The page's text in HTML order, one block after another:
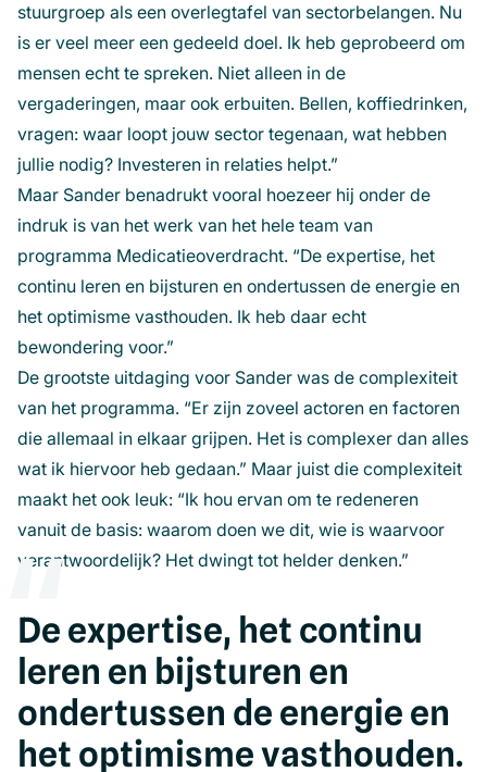
stuurgroep als een overlegtafel van sectorbelangen. Nu
is er veel meer een gedeeld doel. Ik heb geprobeerd om
mensen echt te spreken. Niet alleen in de
vergaderingen, maar ook erbuiten. Bellen, koffiedrinken,
vragen: waar loopt jouw sector tegenaan, wat hebben
jullie nodig? Investeren in relaties helpt.”
Maar Sander benadrukt vooral hoezeer hij onder de
indruk is van het werk van het hele team van
programma Medicatieoverdracht. “De expertise, het
continu leren en bijsturen en ondertussen de energie en
het optimisme vasthouden. Ik heb daar echt
bewondering voor.”
De grootste uitdaging voor Sander was de complexiteit
van het programma. “Er zijn zoveel actoren en factoren
die allemaal in elkaar grijpen. Het is complexer dan alles
wat ik hiervoor heb gedaan.” Maar juist die complexiteit
maakt het ook leuk: “Ik hou ervan om te redeneren
vanuit de basis: waarom doen we dit, wie is waarvoor
verantwoordelijk? Het dwingt tot helder denken.”
De expertise, het continu
leren en bijsturen en
ondertussen de energie en
het optimisme vasthouden.